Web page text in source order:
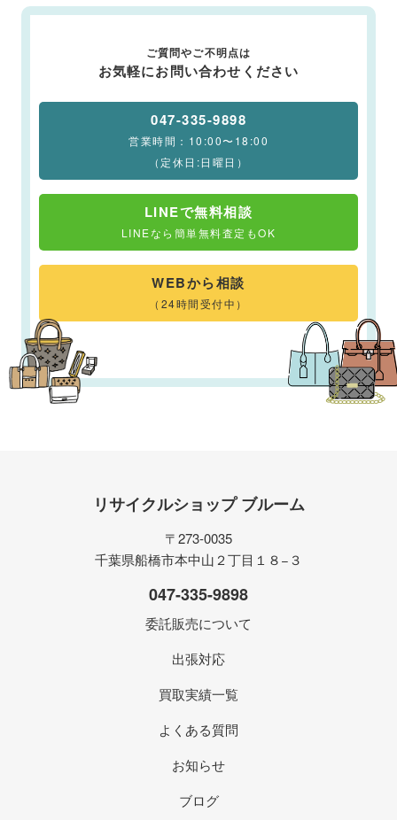
ご質問やご不明点は
お気軽にお問い合わせください
047-335-9898
営業時間：10:00〜18:00
（定休日:日曜日）
LINEで無料相談
LINEなら簡単無料査定もOK
WEBから相談
（24時間受付中）
リサイクルショップ ブルーム
〒273-0035
千葉県船橋市本中山２丁目１８−３
047-335-9898
委託販売について
出張対応
買取実績一覧
よくある質問
お知らせ
ブログ